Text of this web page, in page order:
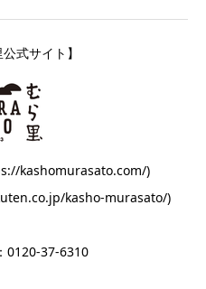
式サイト】
kashomurasato.com/)
kasho-murasato/)
0120-37-6310